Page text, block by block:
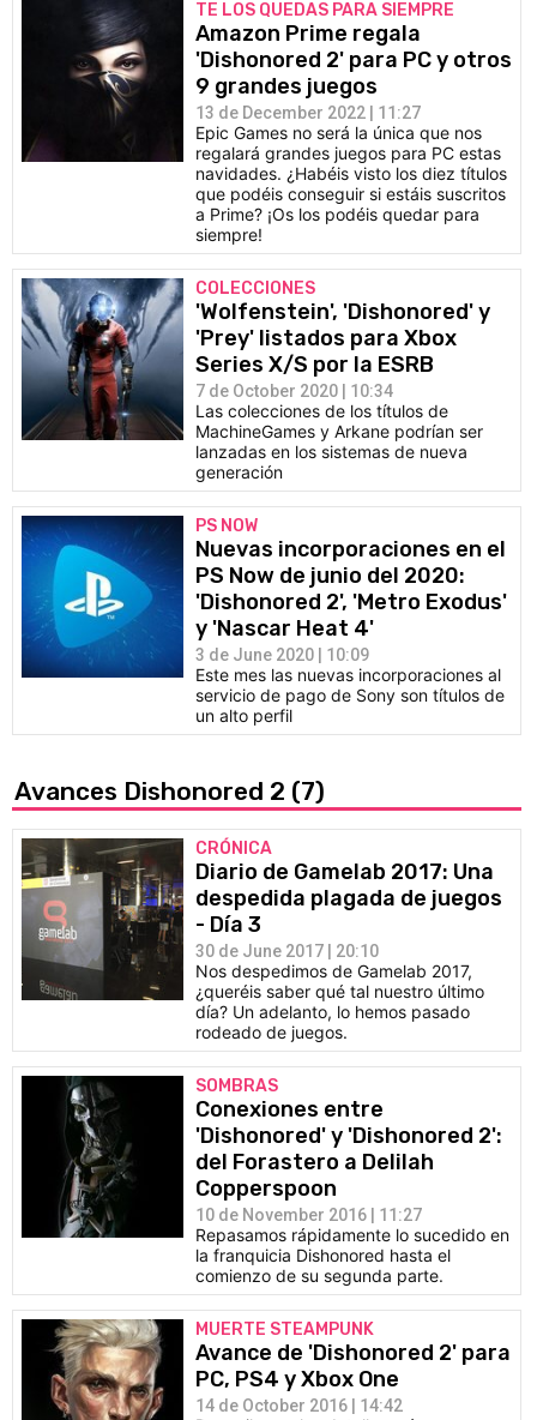
TE LOS QUEDAS PARA SIEMPRE
Amazon Prime regala
'Dishonored 2' para PC y otros
9 grandes juegos
13 de December 2022 | 11:27
Epic Games no será la única que nos
regalará grandes juegos para PC estas
navidades. ¿Habéis visto los diez títulos
que podéis conseguir si estáis suscritos
a Prime? ¡Os los podéis quedar para
siempre!
COLECCIONES
'Wolfenstein', 'Dishonored' y
'Prey' listados para Xbox
Series X/S por la ESRB
7 de October 2020 | 10:34
Las colecciones de los títulos de
MachineGames y Arkane podrían ser
lanzadas en los sistemas de nueva
generación
PS NOW
Nuevas incorporaciones en el
PS Now de junio del 2020:
'Dishonored 2', 'Metro Exodus'
y 'Nascar Heat 4'
3 de June 2020 | 10:09
Este mes las nuevas incorporaciones al
servicio de pago de Sony son títulos de
un alto perfil
Avances Dishonored 2 (7)
CRÓNICA
Diario de Gamelab 2017: Una
despedida plagada de juegos
- Día 3
30 de June 2017 | 20:10
Nos despedimos de Gamelab 2017,
¿queréis saber qué tal nuestro último
día? Un adelanto, lo hemos pasado
rodeado de juegos.
SOMBRAS
Conexiones entre
'Dishonored' y 'Dishonored 2':
del Forastero a Delilah
Copperspoon
10 de November 2016 | 11:27
Repasamos rápidamente lo sucedido en
la franquicia Dishonored hasta el
comienzo de su segunda parte.
MUERTE STEAMPUNK
Avance de 'Dishonored 2' para
PC, PS4 y Xbox One
14 de October 2016 | 14:42